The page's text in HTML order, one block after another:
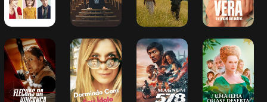
Flechas da
Vingança
Dormindo Com
Seu Ídolo
Magnum 578
Uma Ilha
Quase Deserta